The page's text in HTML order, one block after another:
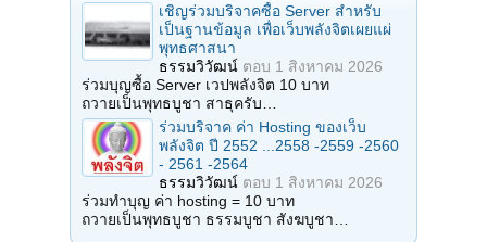
เชิญร่วมบริจาคซื้อ Server สำหรับ
เป็นฐานข้อมูล เพื่อเว็บพลังจิตเผยแผ่
พุทธศาสนา
ธรรมวิวัฒน์ ตอบ 1 สิงหาคม 2026
ร่วมบุญซื้อ Server เวปพลังจิต 10 บาท
ถวายเป็นพุทธบูชา สาธุครับ…
ร่วมบริจาค ค่า Hosting ของเว็บ
พลังจิต ปี 2552 ...2558 -2559 -2560
- 2561 -2564
ธรรมวิวัฒน์ ตอบ 1 สิงหาคม 2026
ร่วมทำบุญ ค่า hosting = 10 บาท
ถวายเป็นพุทธบูชา ธรรมบูชา สังฆบูชา…